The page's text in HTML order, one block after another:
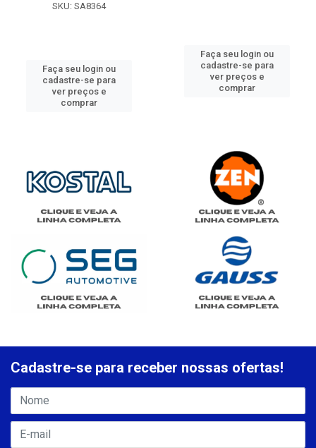
SKU: SA8364
Faça seu login ou
cadastre-se para
ver preços e
comprar
Faça seu login ou
cadastre-se para
ver preços e
comprar
Cadastre-se para receber nossas ofertas!